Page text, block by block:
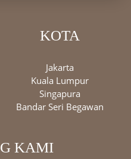
KOTA
Jakarta
Kuala Lumpur
Singapura
Bandar Seri Begawan
KAMI